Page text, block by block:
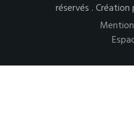
réservés . Création